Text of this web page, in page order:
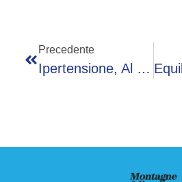
Precedente
Ipertensione, Al Gemelli Di Roma Controlli Gratuiti Contro ‘killer Silenzioso’